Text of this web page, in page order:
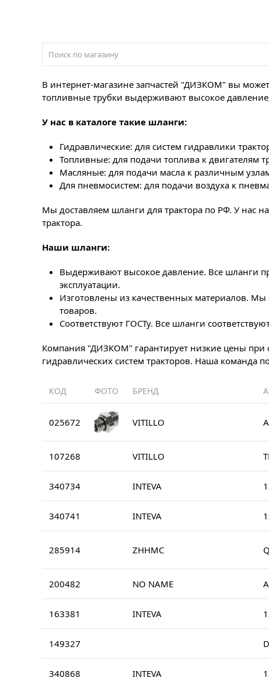
В интернет-магазине запчастей "ДИЗКОМ" вы
топливные трубки выдерживают высокое
У нас в каталоге такие шланги:
Гидравлические: для систем гидравлики
Топливные: для подачи топлива к двигателям
Масляные: для подачи масла к различным
Для пневмосистем: для подачи воздуха к
Мы доставляем шланги для трактора по РФ. У нас
трактора.
Наши шланги:
Выдерживают высокое давление. Все шланги
эксплуатации.
Изготовлены из качественных материалов.
товаров.
Соответствуют ГОСТу. Все шланги
Компания "ДИЗКОМ" гарантирует низкие цены при
гидравлических систем тракторов. Наша команда
КОД ФОТО БРЕНД
025672 VITILLO
107268 VITILLO
340734 INTEVA
340741 INTEVA
285914 ZHHMC
200482 NO NAME
163381 INTEVA
149327
340868 INTEVA